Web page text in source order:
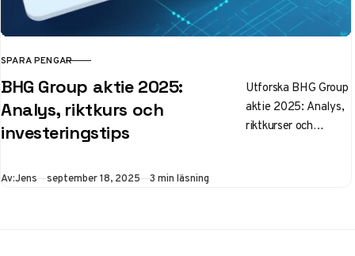
KATEGORI
SPARA PENGAR
BHG Group aktie 2025:
Analys, riktkurs och
investeringstips
Utforska BHG Group
aktie 2025: Analys,
riktkurser och
Av:Jens Publicerad
september 18, 2025 3 min läsning